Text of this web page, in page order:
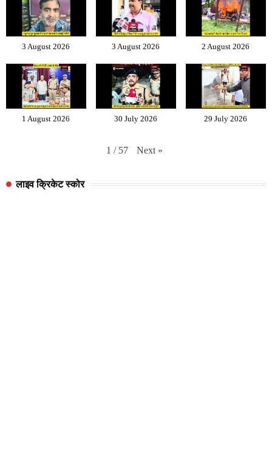
3 August 2026 3 August 2026 2 August 2026
1 August 2026 30 July 2026 29 July 2026
1 / 57 Next »
लाइव क्रिकेट स्कोर